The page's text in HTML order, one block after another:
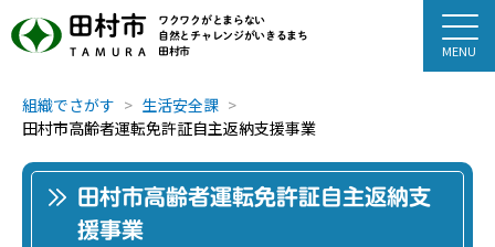
田村市
TAMURA
ワクワクがとまらない
自然とチャレンジがいきるまち
田村市
組織でさがす
生活安全課
田村市高齢者運転免許証自主返納支援事業
田村市高齢者運転免許証自主返納支
援事業